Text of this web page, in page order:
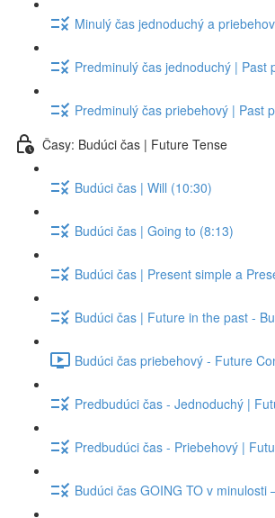
Minulý čas jednoduchý a
Predminulý čas jednoduchý | Past
Predminulý čas priebehový | Past
Časy: Budúci čas | Future Tense
Budúci čas | Will (10:30)
Budúci čas | Going to (8:13)
Budúci čas | Present simple a
Budúci čas | Future in the past -
Budúci čas priebehový - Future
Predbudúci čas - Jednoduchý |
Predbudúci čas - Priebehový |
Budúci čas GOING TO v minulosti